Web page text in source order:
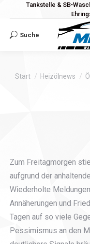
Tankstelle & SB-
Search:
Suche
Sie befinden sich hier:
Start Heizölnews
Zum Freitagmorgen
aufgrund der
Wiederholte
Annäherungen und
Tagen auf so viele
Pessimismus an den